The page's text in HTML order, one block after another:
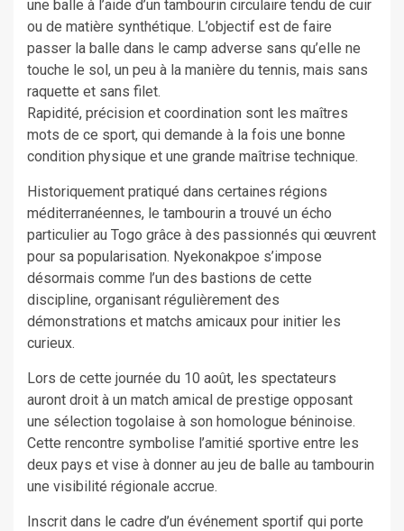
une balle à l’aide d’un tambourin circulaire tendu de cuir
ou de matière synthétique. L’objectif est de faire
passer la balle dans le camp adverse sans qu’elle ne
touche le sol, un peu à la manière du tennis, mais sans
raquette et sans filet.
Rapidité, précision et coordination sont les maîtres
mots de ce sport, qui demande à la fois une bonne
condition physique et une grande maîtrise technique.
Historiquement pratiqué dans certaines régions
méditerranéennes, le tambourin a trouvé un écho
particulier au Togo grâce à des passionnés qui œuvrent
pour sa popularisation. Nyekonakpoe s’impose
désormais comme l’un des bastions de cette
discipline, organisant régulièrement des
démonstrations et matchs amicaux pour initier les
curieux.
Lors de cette journée du 10 août, les spectateurs
auront droit à un match amical de prestige opposant
une sélection togolaise à son homologue béninoise.
Cette rencontre symbolise l’amitié sportive entre les
deux pays et vise à donner au jeu de balle au tambourin
une visibilité régionale accrue.
Inscrit dans le cadre d’un événement sportif qui porte